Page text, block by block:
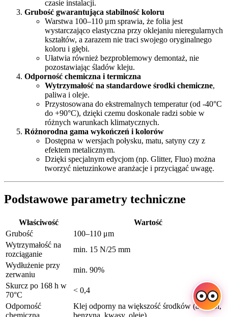
czasie instalacji.
Grubość gwarantująca stabilność koloru
Warstwa 100–110 μm sprawia, że folia jest
wystarczająco elastyczna przy oklejaniu nieregularnych
kształtów, a zarazem nie traci swojego oryginalnego
koloru i głębi.
Ułatwia również bezproblemowy demontaż, nie
pozostawiając śladów kleju.
Odporność chemiczna i termiczna
Wytrzymałość na standardowe środki chemiczne,
paliwa i oleje.
Przystosowana do ekstremalnych temperatur (od -40°C
do +90°C), dzięki czemu doskonale radzi sobie w
różnych warunkach klimatycznych.
Różnorodna gama wykończeń i kolorów
Dostępna w wersjach połysku, matu, satyny czy z
efektem metalicznym.
Dzięki specjalnym edycjom (np. Glitter, Fluo) można
tworzyć nietuzinkowe aranżacje i przyciągać uwagę.
Podstawowe parametry techniczne
Właściwość
Wartość
Grubość
100–110 μm
Wytrzymałość na
rozciąganie
min. 15 N/25 mm
Wydłużenie przy
zerwaniu
min. 90%
Skurcz po 168 h w
70°C
< 0,4
Odporność
chemiczna
Klej odporny na większość środków (alkohol,
benzyna, kwasy, oleje)